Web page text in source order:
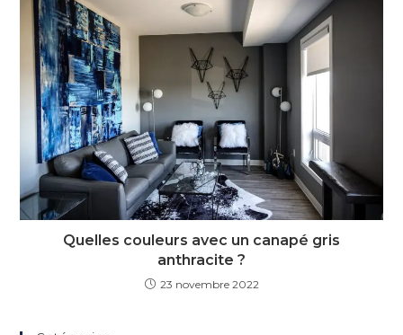
Quelles couleurs avec un canapé gris
anthracite ?
23 novembre 2022